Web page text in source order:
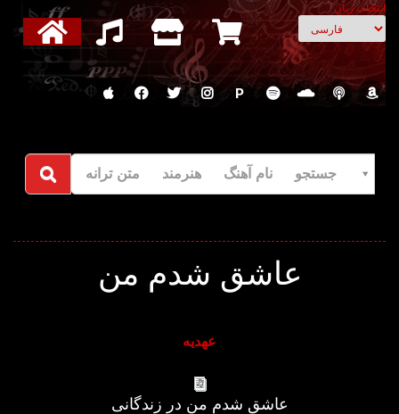
انتخاب زبان
P
جستجو نام آهنگ هنرمند متن ترانه
عاشق شدم من
عهدیه
عاشق شدم من در زندگانی